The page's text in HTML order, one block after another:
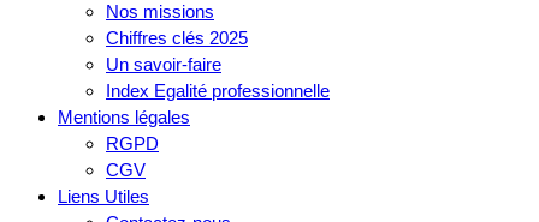
Nos missions
Chiffres clés 2025
Un savoir-faire
Index Egalité professionnelle
Mentions légales
RGPD
CGV
Liens Utiles